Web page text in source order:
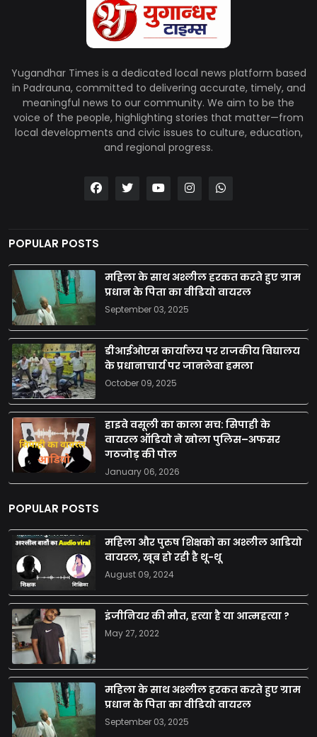
Yugandhar Times is a dedicated local news platform based
in Padrauna, committed to delivering accurate, timely, and
meaningful news to our community. We aim to be the
voice of the people, highlighting stories that matter—from
local developments and civic issues to culture, education,
and regional progress.
POPULAR POSTS
महिला के साथ अश्लील हरकत करते हुए ग्राम
प्रधान के पिता का वीडियो वायरल
September 03, 2025
डीआईओएस कार्यालय पर राजकीय विद्यालय
के प्रधानाचार्य पर जानलेवा हमला
October 09, 2025
हाइवे वसूली का काला सच: सिपाही के
वायरल ऑडियो ने खोला पुलिस–अफसर
गठजोड़ की पोल
January 06, 2026
POPULAR POSTS
महिला और पुरुष शिक्षको का अश्लील आडियो
वायरल, खूब हो रही है थू-थू
August 09, 2024
इंजीनियर की मौत, हत्या है या आत्महत्या ?
May 27, 2022
महिला के साथ अश्लील हरकत करते हुए ग्राम
प्रधान के पिता का वीडियो वायरल
September 03, 2025